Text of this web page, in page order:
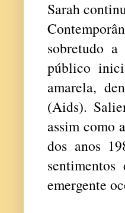
Sarah
sobretudo
público
amarela,
(Aids).
assim como
dos anos
emergente